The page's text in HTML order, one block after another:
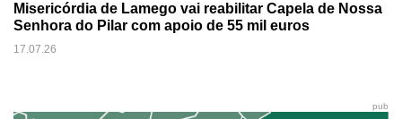
Misericórdia de Lamego vai reabilitar Capela de Nossa
Senhora do Pilar com apoio de 55 mil euros
17.07.26
pub